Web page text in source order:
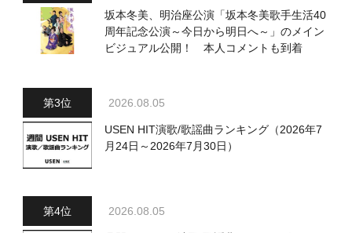
坂本冬美、明治座公演「坂本冬美歌手生活40
周年記念公演～今日から明日へ～」のメイン
ビジュアル公開！ 本人コメントも到着
2026.08.05
USEN HIT演歌/歌謡曲ランキング（2026年7
月24日～2026年7月30日）
2026.08.05